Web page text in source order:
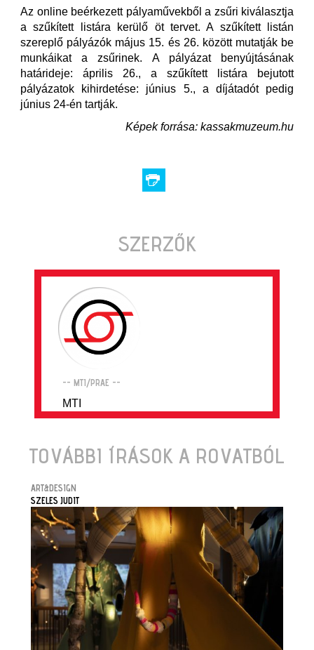
Az online beérkezett pályaművekből a zsűri kiválasztja
a szűkített listára kerülő öt tervet. A szűkített listán
szereplő pályázók május 15. és 26. között mutatják be
munkáikat a zsűrinek. A pályázat benyújtásának
határideje: április 26., a szűkített listára bejutott
pályázatok kihirdetése: június 5., a díjátadót pedig
június 24-én tartják.
Képek forrása: kassakmuzeum.hu
SZERZŐK
-- MTI/PRAE --
MTI
TOVÁBBI ÍRÁSOK A ROVATBÓL
ART&DESIGN
SZELES JUDIT